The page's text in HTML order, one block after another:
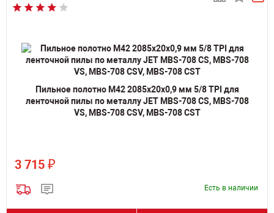
Пильное полотно M42 2085х20х0,9 мм 5/8 TPI для
ленточной пилы по металлу JET MBS-708 CS, MBS-708
VS, MBS-708 CSV, MBS-708 CST
3 715 ₽
Есть в наличии